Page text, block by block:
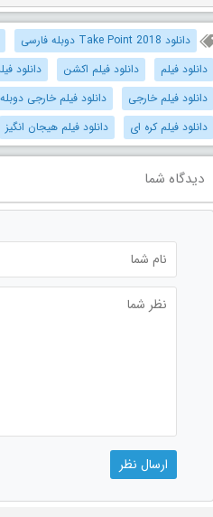
دانلود Take Point 2018 دوبله فارسی
دانلود فیلم
دانلود فیلم اکشن دانلود
دانلود فیلم خارجی
دانلود فیلم خارجی
دانلود فیلم کره ای
دانلود فیلم هیجان انگیز
دیدگاه شما